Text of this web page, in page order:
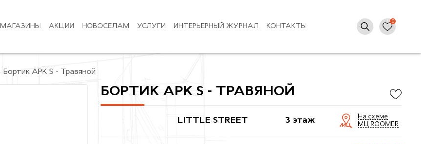
МАГАЗИНЫ АКЦИИ НОВОСЕЛАМ УСЛУГИ ИНТЕРЬЕРНЫЙ ЖУРНАЛ КОНТАКТЫ
Бортик АРК S - Травяной
БОРТИК АРК S - ТРАВЯНОЙ
LITTLE STREET 3 этаж
На схеме
МЦ ROOMER